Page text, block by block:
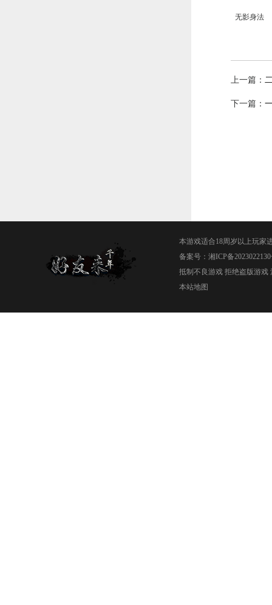
无影身法
上一篇：
下一篇：
本游戏适合18周岁以上玩家
备案号： 湘ICP备
抵制不良游戏 拒绝盗版游戏
本站地图